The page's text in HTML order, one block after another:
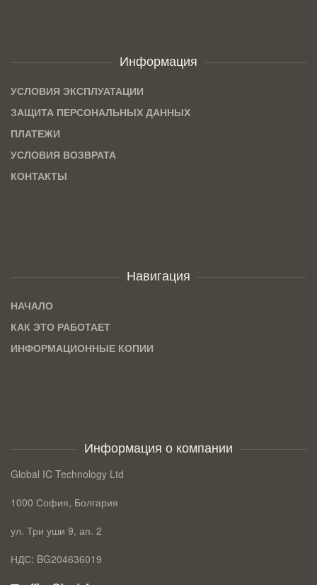
Информация
УСЛОВИЯ ЭКСПЛУАТАЦИИ
ЗАЩИТА ПЕРСОНАЛЬНЫХ ДАННЫХ
ПЛАТЕЖИ
УСЛОВИЯ ВОЗВРАТА
КОНТАКТЫ
Навигация
НАЧАЛО
КАК ЭТО РАБОТАЕТ
ИНФОРМАЦИОННЫЕ КОПИИ
Информация о компании
Global IC Technology Ltd
1000 София, Болгария
ул. Три уши 9, ап. 2
НДС: BG204636019